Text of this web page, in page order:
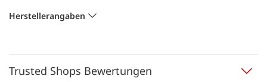
Herstellerangaben
Trusted Shops Bewertungen